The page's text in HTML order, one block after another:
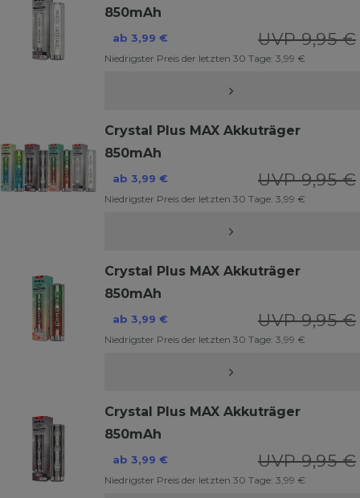
850mAh
UVP 9,95 €
ab 3,99 €
Niedrigster Preis der letzten 30 Tage: 3,99 €
Crystal Plus MAX Akkuträger
850mAh
UVP 9,95 €
ab 3,99 €
Niedrigster Preis der letzten 30 Tage: 3,99 €
Crystal Plus MAX Akkuträger
850mAh
UVP 9,95 €
ab 3,99 €
Niedrigster Preis der letzten 30 Tage: 3,99 €
Crystal Plus MAX Akkuträger
850mAh
UVP 9,95 €
ab 3,99 €
Niedrigster Preis der letzten 30 Tage: 3,99 €